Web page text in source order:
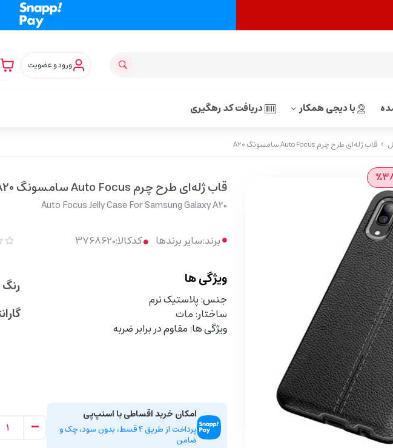
ورود و عضویت
با دیجی همکار دریافت کد رهگیری
قاب ژله‌ای طرح چرم Auto Focus سامسونگ A20
قاب ژله‌ای طرح چرم Auto Focus سامسونگ A20
Auto Focus Jelly Case For Samsung Galaxy A20
برند:سایر برندها کدکالا:
ویژگی ها
جنس: پلاستیک نرم
ساختار: مات
ویژگی ها: مقاوم در برابر ضربه
رنگ
امکان خرید اقساطی با اسنپ‌پی
پرداخت از طریق 4 قسط، بدون سود، چک و
ضامن